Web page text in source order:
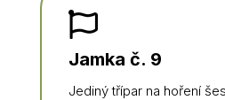

Jamka č. 9
Jediný třípar na hoření